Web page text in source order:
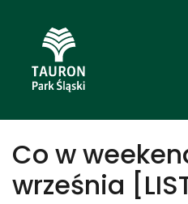
Co w
września